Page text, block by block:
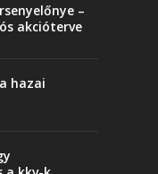
–
akcióterve
hazai